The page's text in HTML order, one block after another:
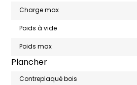
Charge max
Poids à vide
Poids max
Plancher
Contreplaqué bois